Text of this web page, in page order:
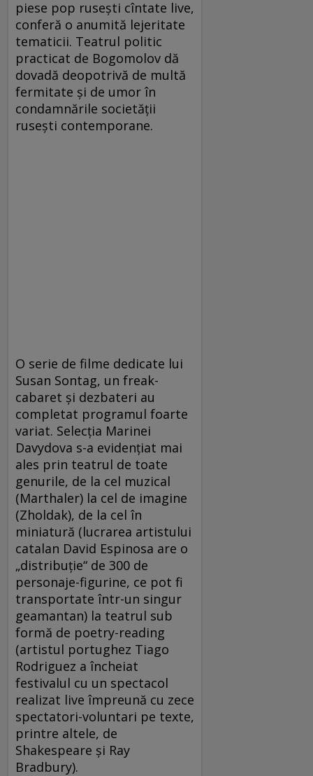
piese pop rusești cîntate live,
conferă o anumită lejeritate
tematicii. Teatrul politic
practicat de Bogomolov dă
dovadă deopotrivă de multă
fermitate și de umor în
condamnările societății
rusești contemporane.
O serie de filme dedicate lui
Susan Sontag, un freak-
cabaret și dezbateri au
completat programul foarte
variat. Selecția Marinei
Davydova s-a evidenţiat mai
ales prin teatrul de toate
genurile, de la cel muzical
(Marthaler) la cel de imagine
(Zholdak), de la cel în
miniatură (lucrarea artistului
catalan David Espinosa are o
„distribuţie“ de 300 de
personaje-figurine, ce pot fi
transportate într-un singur
geamantan) la teatrul sub
formă de poetry-reading
(artistul portughez Tiago
Rodriguez a încheiat
festivalul cu un spectacol
realizat live împreună cu zece
spectatori-voluntari pe texte,
printre altele, de
Shakespeare și Ray
Bradbury).